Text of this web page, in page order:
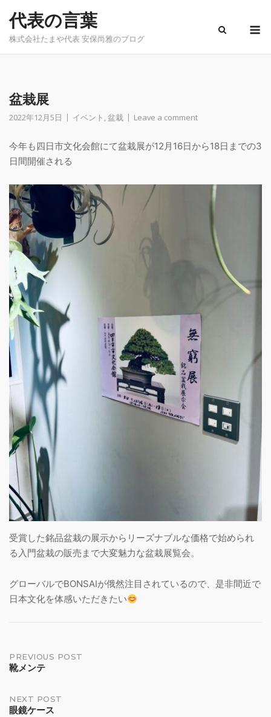
content
代表の言葉
株式会社たまや代表 安保尚雅のブログ
盆栽展
2022年12月5日 イベント ,盆栽 Leave a comment
今年も四日市文化会館にて盆栽展が12月16日から18日までの3
日間開催される
受賞した銘品盆栽の展示からリーズナブルな価格で始められ
る入門盆栽の販売まで大変魅力な盆栽展覧会。
グローバルでBONSAIが俄然注目されているので、是非間近で
日本文化を体感いただきたい
Post
PREVIOUS POST
靴メンテ
NEXT POST
眼鏡ケース